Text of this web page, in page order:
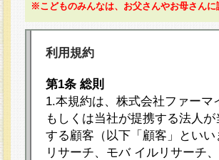
※こどものみんなは、お父さんやお母さんに
利用規約
第1条 総則
1.本規約は、株式会社ファー
もしくは当社が提携する法人
する顧客（以下「顧客」とい
リサーチ、モバ イルリサーチ